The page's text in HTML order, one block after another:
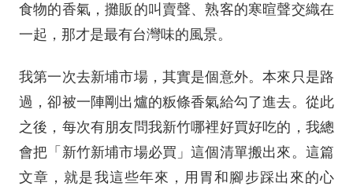
食物的香氣，攤販的叫賣聲、熟客的寒暄聲交織在
一起，那才是最有台灣味的風景。
我第一次去新埔市場，其實是個意外。本來只是路
過，卻被一陣剛出爐的粄條香氣給勾了進去。從此
之後，每次有朋友問我新竹哪裡好買好吃的，我總
會把「新竹新埔市場必買」這個清單搬出來。這篇
文章，就是我這些年來，用胃和腳步踩出來的心